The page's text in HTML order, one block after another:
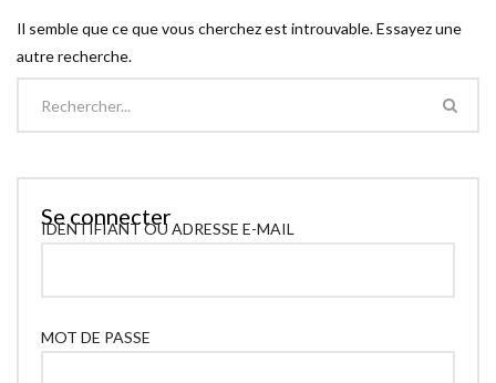
Il semble que ce que vous cherchez est introuvable. Essayez une
autre recherche.
Se connecter
IDENTIFIANT OU ADRESSE E-MAIL
MOT DE PASSE